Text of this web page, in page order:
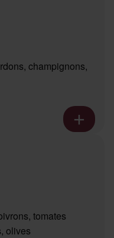
champignons,
tomates
olives